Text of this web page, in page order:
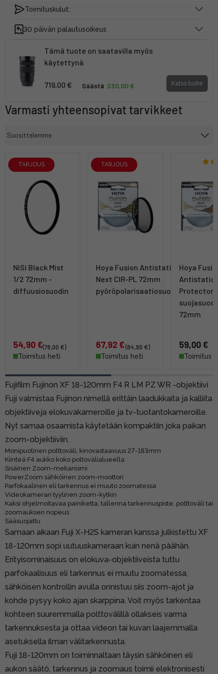
Toimituskulut:
30 päivän palautusoikeus
Tämä tuote on saatavilla myös
käytettynä
719,00 € Säästä 230,00 € Katso tuote
Varmasti yhteensopivat tarvikkeet
TARJOUS
NiSi Black Mist
1/2 72mm -
diffuusiosuodin
54,90 €(78,00 €)
Toimitus heti
TARJOUS
Hoya Fusion Antistatic
Next CIR-PL 72mm
pyöröpolarisaatiosuodin
67,92 €(84,90 €)
Toimitus heti
Hoya
Antistatic
Protector
72mm
59,00 €
Toimitus
Fujifilm Fujinon XF 18-120mm F4 R LM PZ WR -objektiivi
Fuji valmistaa Fujinon nimellä erittäin laadukkaita ja kalliita
objektiiveja elokuvakameroille ja tv-tuotantokameroille.
Nyt samaa osaamista käytetään kompaktiin joka paikan
zoom-objektiiviin.
Monipuolinen polttoväli, kinovastaavuus 27-183mm
Kiinteä F4 aukko koko poltovälialueella
Sisäinen Zoom-mekanismi
PowerZoom sähköinen zoom-moottori
Parfokaalinen eli tarkennus ei muuto zoomatessa
Videokameran tyylinen zoom-kytkin
Kaksi ohjelmoitavaa painiketta, tallenna tarkennuspiste, polttoväli tai
zoomauksen nopeus
Sääsuojattu
Samaan aikaan Fuji X-H2S kameran kanssa julkistettu XF
18-120mm sopi uutuuskameraan kuin nenä päähän.
Erityisominaisuus on elokuva-objektiiveista tuttu
parfokaalisuus eli tarkennus ei muutu zoomatessa,
sähköisen kontrollin avulla onnistuu siis zoom-ajot ja
kohde pysyy koko ajan skarppina. Voit myös tarkentaa
kohteen suuremmalla polttovälillä ollakseis varma
tarkennuksesta ja ottaa videon tai kuvan laajemmalla
asetuksella ilman välitarkennusta.
Fuji 18-120mm on toiminnaltaan täysin sähköinen eli
aukon säätö, tarkennus ja zoomaus toimii elektronisesti